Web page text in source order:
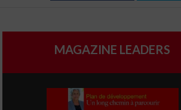
MAGAZINE LEADERS